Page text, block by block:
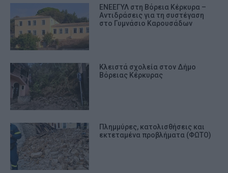
ΕΝΕΕΓΥΛ στη Βόρεια Κέρκυρα –
Αντιδράσεις για τη συστέγαση
στο Γυμνάσιο Καρουσάδων
Κλειστά σχολεία στον Δήμο
Βόρειας Κέρκυρας
Πλημμύρες, κατολισθήσεις και
εκτεταμένα προβλήματα (ΦΩΤΟ)